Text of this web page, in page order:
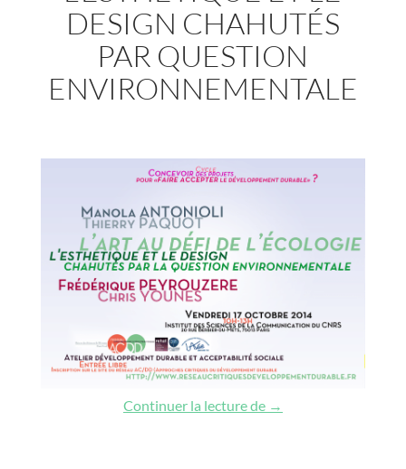
DESIGN CHAHUTÉS
PAR QUESTION
ENVIRONNEMENTALE
Continuer la lecture de L’art au défi de
→